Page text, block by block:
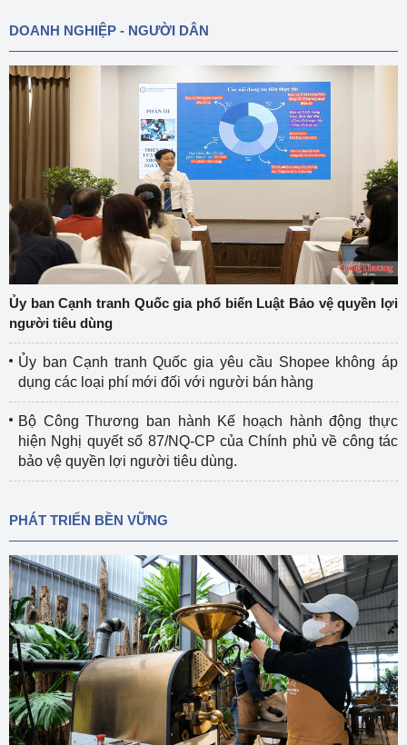
DOANH NGHIỆP - NGƯỜI DÂN
Ủy ban Cạnh tranh Quốc gia phổ biến Luật Bảo vệ quyền lợi
người tiêu dùng
Ủy ban Cạnh tranh Quốc gia yêu cầu Shopee không áp
dụng các loại phí mới đối với người bán hàng
Bộ Công Thương ban hành Kế hoạch hành động thực
hiện Nghị quyết số 87/NQ-CP của Chính phủ về công tác
bảo vệ quyền lợi người tiêu dùng.
PHÁT TRIỂN BỀN VỮNG